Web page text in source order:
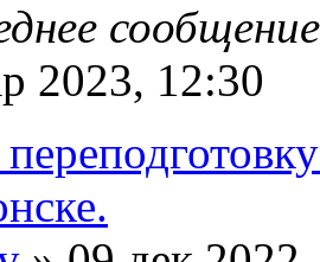
2023, 12:30